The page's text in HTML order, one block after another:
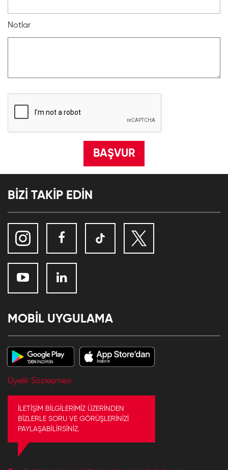
Notlar
BİZİ TAKİP EDİN
MOBİL UYGULAMA
Üyelik Sözleşmesi
İLETİŞİM BİLGİLERİMİZ ÜZERİNDEN
BİZLERLE SORU VE GÖRÜŞLERİNİZİ
PAYLAŞABİLİRSİNİZ.